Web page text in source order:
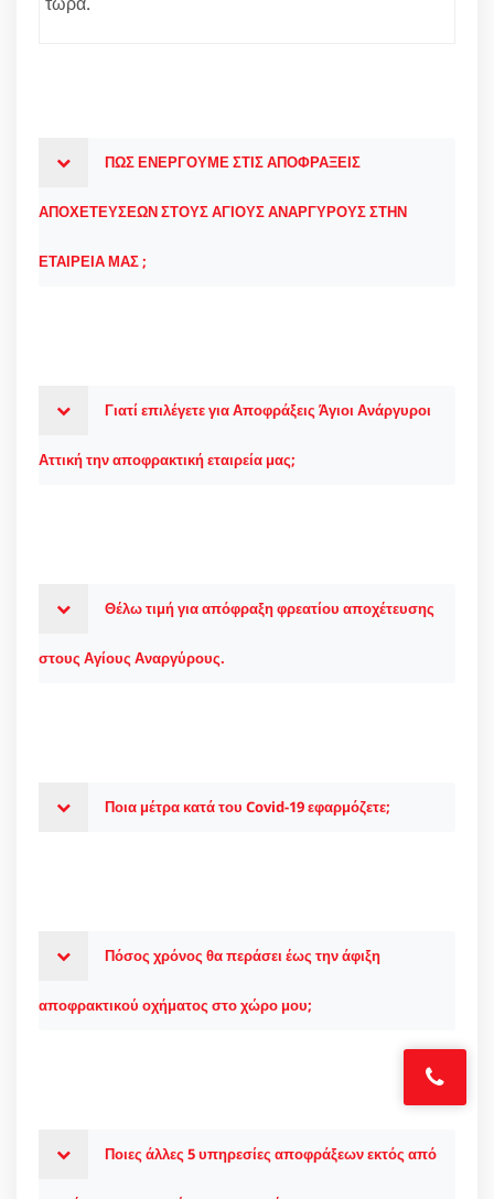
ΠΩΣ ΕΝΕΡΓΟΥΜΕ ΣΤΙΣ ΑΠΟΦΡΑΞΕΙΣ
ΑΠΟΧΕΤΕΥΣΕΩΝ ΣΤΟΥΣ ΑΓΙΟΥΣ ΑΝΑΡΓΥΡΟΥΣ ΣΤΗΝ
ΕΤΑΙΡΕΙΑ ΜΑΣ ;
Γιατί επιλέγετε για Αποφράξεις Άγιοι Ανάργυροι
Αττική την αποφρακτική εταιρεία μας;
Θέλω τιμή για απόφραξη φρεατίου αποχέτευσης
στους Αγίους Αναργύρους.
Ποια μέτρα κατά του Covid-19 εφαρμόζετε;
Πόσος χρόνος θα περάσει έως την άφιξη
αποφρακτικού οχήματος στο χώρο μου;
Ποιες άλλες 5 υπηρεσίες αποφράξεων εκτός από